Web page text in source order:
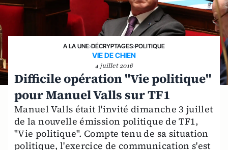
A LA UNE›DÉCRYPTAGES›POLITIQUE
VIE DE CHIEN
4 juillet 2016
Difficile opération "Vie politique"
pour Manuel Valls sur TF1
Manuel Valls était l'invité dimanche 3 juillet
de la nouvelle émission politique de TF1,
"Vie politique". Compte tenu de sa situation
politique, l'exercice de communication s'est